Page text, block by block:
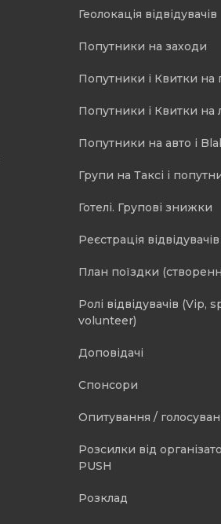
Геолокація відвідувачів
Попутники на заходи
Попутники і Квитки на
Попутники і Квитки на
Попутники на авто і
Групи на Таксі і
Готелі. Групові знижки
Реєстрація відвідувачів
План поїздки
Ролі відвідувачів (Vip,
volunteer)
Доповідачі
Спонсори
Опитування /
Розсилки від
PUSH
Розклад